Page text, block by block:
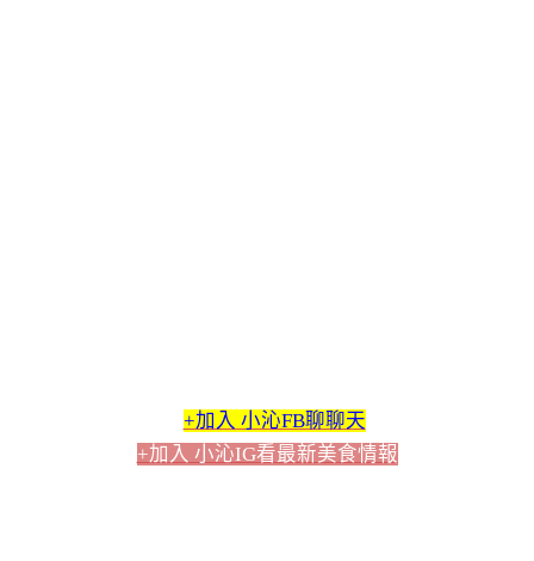
+加入 小沁FB聊聊天
+加入 小沁IG看最新美食情報